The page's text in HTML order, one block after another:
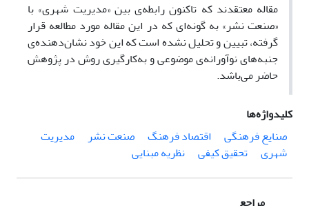
مقاله معتقدند که تاکنون رابطه‌ی بین «مدیریت شهری» با
«صنعت نشر» به گونه‌ای که در این مقاله مورد مطالعه قرار
گرفته، تبیین و تحلیل نشده است که این خود نشان‌دهنده‌ی
جنبه‌های نوآورانه‌ی موضوعی و به‌کارگیری روش‌ در پژوهش
حاضر می‌باشد.
کلیدواژه‌ها
صنایع فرهنگی
اقتصاد فرهنگ صنعت نشر
مدیریت
شهری
تحقیق کیفی نظریه مبنایی